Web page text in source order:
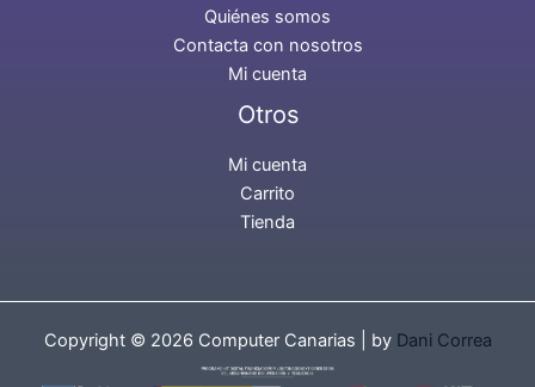
Quiénes somos
Contacta con nosotros
Mi cuenta
Otros
Mi cuenta
Carrito
Tienda
Copyright © 2026 Computer Canarias | by Dani Correa